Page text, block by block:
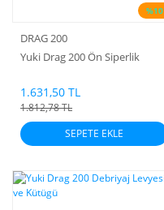
%10
DRAG 200
Yuki Drag 200 Ön Siperlik
1.631,50 TL
1.812,78 TL
SEPETE EKLE